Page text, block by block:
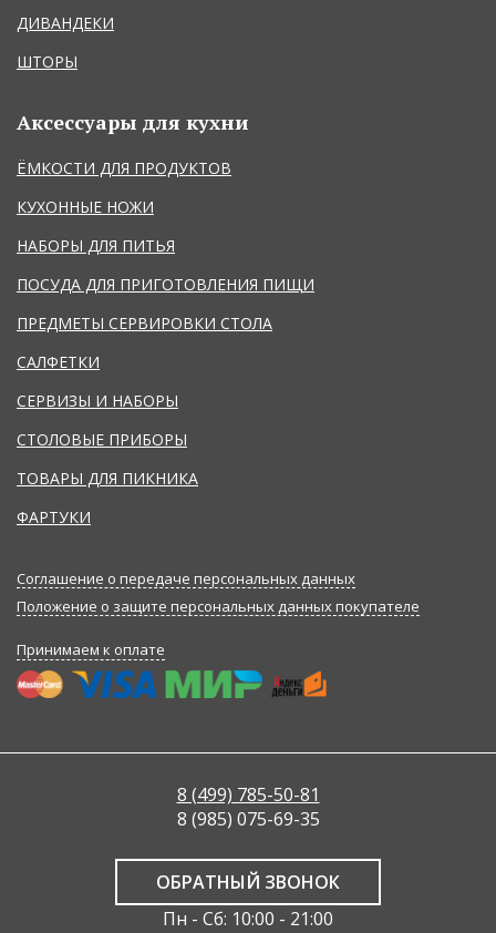
ДИВАНДЕКИ
ШТОРЫ
Аксессуары для кухни
ЁМКОСТИ ДЛЯ ПРОДУКТОВ
КУХОННЫЕ НОЖИ
НАБОРЫ ДЛЯ ПИТЬЯ
ПОСУДА ДЛЯ ПРИГОТОВЛЕНИЯ ПИЩИ
ПРЕДМЕТЫ СЕРВИРОВКИ СТОЛА
САЛФЕТКИ
СЕРВИЗЫ И НАБОРЫ
СТОЛОВЫЕ ПРИБОРЫ
ТОВАРЫ ДЛЯ ПИКНИКА
ФАРТУКИ
Соглашение о передаче персональных данных
Положение о защите персональных данных покупателе
Принимаем к оплате
8 (499) 785-50-81
8 (985) 075-69-35
ОБРАТНЫЙ ЗВОНОК
Пн - Сб: 10:00 - 21:00